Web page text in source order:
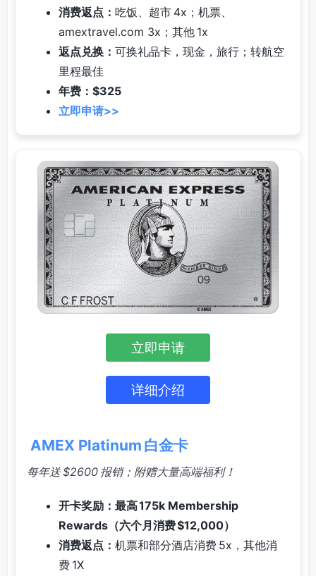
消费返点： 吃饭、超市 4x；机票、
amextravel.com 3x；其他 1x
返点兑换： 可换礼品卡，现金，旅行；转航空
里程最佳
年费：$325
立即申请>>
立即申请
详细介绍
AMEX Platinum 白金卡
每年送 $2600 报销；附赠大量高端福利！
开卡奖励：最高 175k Membership
Rewards（六个月消费 $12,000）
消费返点： 机票和部分酒店消费 5x，其他消
费 1X